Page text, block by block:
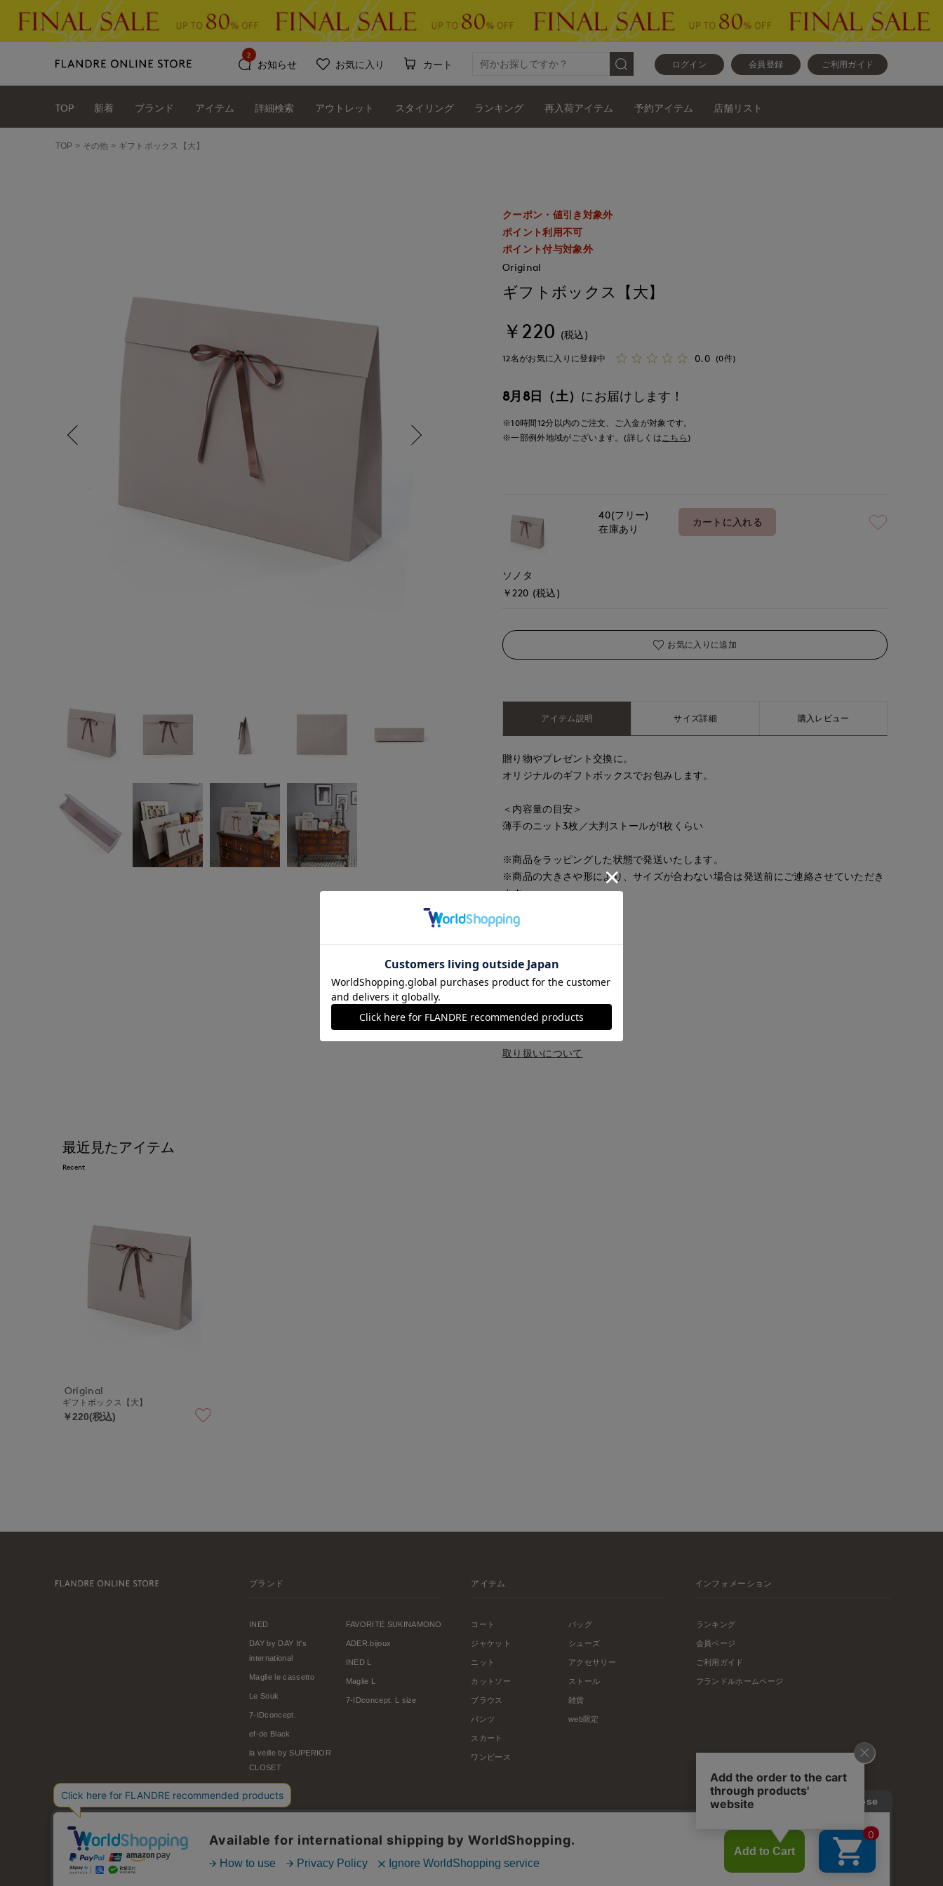
ログイン 会員登録 ご利用ガイド
お知らせ
2
お気に入り カート
TOP 新着 ブランド アイテム 詳細検索 アウトレット スタイリング ランキング 再入荷アイテム 予約アイテム 店舗リスト
TOP その他 ギフトボックス【大】
クーポン・値引き対象外
ポイント利用不可
ポイント付与対象外
Original
ギフトボックス【大】
￥220 (税込)
12名がお気に入りに登録中 0.0 (0件)
8月8日（土） にお届けします！
※10時間12分以内のご注文、ご入金が対象です。
※一部例外地域がございます。(詳しくはこちら )
ソノタ
￥220 (税込)
40(フリー)
在庫あり
カートに入れる
お気に入りに追加
アイテム説明 サイズ詳細 購入レビュー
贈り物やプレゼント交換に。
オリジナルのギフトボックスでお包みします。
＜内容量の目安＞
薄手のニット3枚／大判ストールが1枚くらい
※商品をラッピングした状態で発送いたします。
※商品の大きさや形により、サイズが合わない場合は発送前にご連絡させていただき
ます。
■品番
■原産国
■クオリティ
箱:紙 リボン:ナイロン
■取扱い方法
取り扱いについて
最近見たアイテム
Recent
Original
ギフトボックス【大】
￥220(税込)
ブランド
INED
DAY by DAY It's
international
Maglie le cassetto
Le Souk
7-IDconcept.
ef-de Black
la veille by SUPERIOR
CLOSET
FAVORITE SUKINAMONO
ADER.bijoux
INED L
Maglie L
7-IDconcept. L size
アイテム
コート
ジャケット
ニット
カットソー
ブラウス
パンツ
スカート
ワンピース
バッグ
シューズ
アクセサリー
ストール
雑貨
web限定
インフォメーション
ランキング
会員ページ
ご利用ガイド
フランドルホームページ
© FLANDRE CO., LTD.